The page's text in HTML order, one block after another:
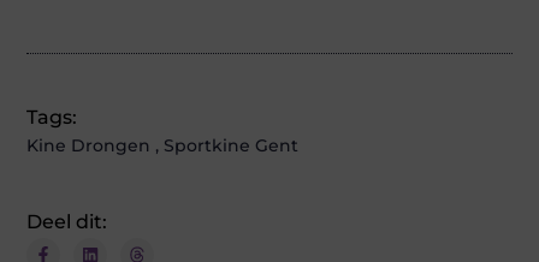
Tags:
Kine Drongen , Sportkine Gent
Deel dit: